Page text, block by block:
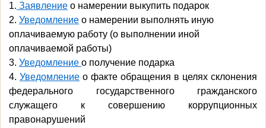
1. Заявление о намерении выкупить подарок
2. Уведомление о намерении выполнять иную
оплачиваемую работу (о выполнении иной
оплачиваемой работы)
3. Уведомление о получение подарка
4. Уведомление о факте обращения в целях склонения
федерального государственного гражданского
служащего к совершению коррупционных
правонарушений